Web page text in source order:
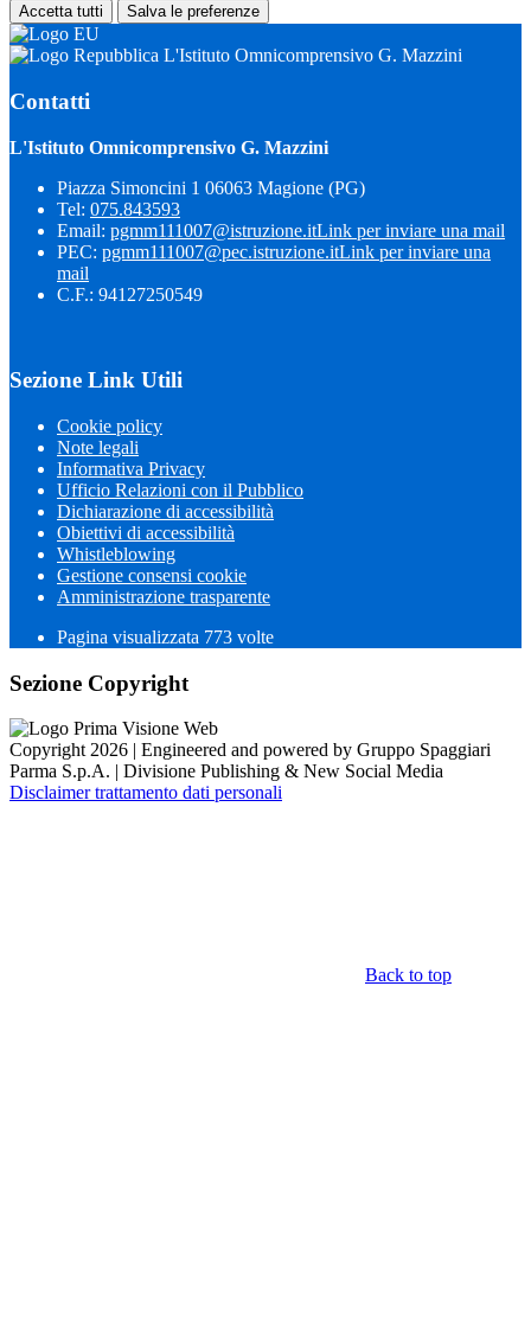
Accetta tutti Salva le preferenze
L'Istituto Omnicomprensivo G. Mazzini
Contatti
L'Istituto Omnicomprensivo G. Mazzini
Piazza Simoncini 1 06063 Magione (PG)
Tel: 075.843593
Email: pgmm111007@istruzione.itLink per inviare una mail
PEC: pgmm111007@pec.istruzione.itLink per inviare una
mail
C.F.: 94127250549
Sezione Link Utili
Cookie policy
Note legali
Informativa Privacy
Ufficio Relazioni con il Pubblico
Dichiarazione di accessibilità
Obiettivi di accessibilità
Whistleblowing
Gestione consensi cookie
Amministrazione trasparente
Pagina visualizzata 773 volte
Sezione Copyright
Copyright 2026 | Engineered and powered by Gruppo Spaggiari
Parma S.p.A. | Divisione Publishing & New Social Media
Disclaimer trattamento dati personali
Back to top